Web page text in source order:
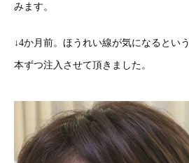
みます。
↓4か月前。ほうれい線が気になるとい
本ずつ注入させて頂きました。